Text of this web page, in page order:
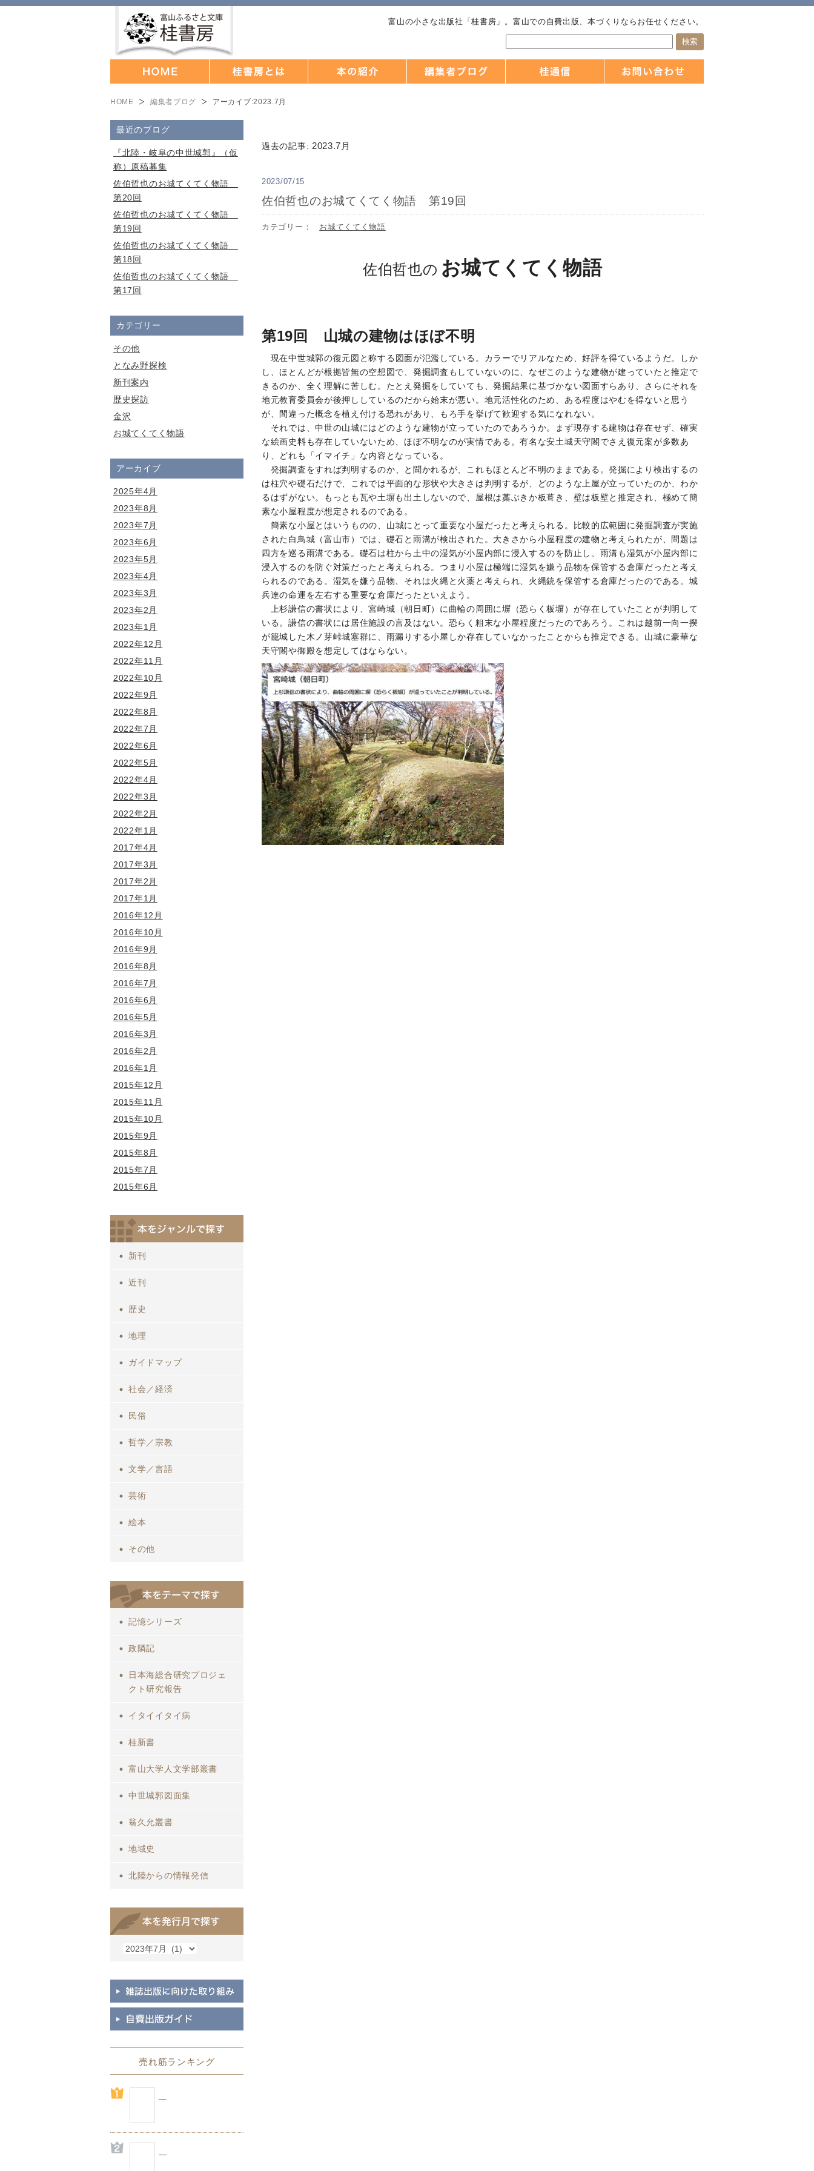
富山の小さな出版社「桂書房」。富山での自費出版、本づくりならお任せください。
HOME 編集者ブログ アーカイブ:2023.7月
過去の記事: 2023.7月
2023/07/15
佐伯哲也のお城てくてく物語 第19回
カテゴリー： お城てくてく物語
佐伯哲也の お城てくてく物語
第19回 山城の建物はほぼ不明
現在中世城郭の復元図と称する図面が氾濫している。カラーでリアルなため、好評を得ているようだ。しか
し、ほとんどが根拠皆無の空想図で、発掘調査もしていないのに、なぜこのような建物が建っていたと推定で
きるのか、全く理解に苦しむ。たとえ発掘をしていても、発掘結果に基づかない図面すらあり、さらにそれを
地元教育委員会が後押ししているのだから始末が悪い。地元活性化のため、ある程度はやむを得ないと思う
が、間違った概念を植え付ける恐れがあり、もろ手を挙げて歓迎する気になれない。
それでは、中世の山城にはどのような建物が立っていたのであろうか。まず現存する建物は存在せず、確実
な絵画史料も存在していないため、ほぼ不明なのが実情である。有名な安土城天守閣でさえ復元案が多数あ
り、どれも「イマイチ」な内容となっている。
発掘調査をすれば判明するのか、と聞かれるが、これもほとんど不明のままである。発掘により検出するの
は柱穴や礎石だけで、これでは平面的な形状や大きさは判明するが、どのような上屋が立っていたのか、わか
るはずがない。もっとも瓦や土塀も出土しないので、屋根は藁ぶきか板葺き、壁は板壁と推定され、極めて簡
素な小屋程度が想定されるのである。
簡素な小屋とはいうものの、山城にとって重要な小屋だったと考えられる。比較的広範囲に発掘調査が実施
された白鳥城（富山市）では、礎石と雨溝が検出された。大きさから小屋程度の建物と考えられたが、問題は
四方を巡る雨溝である。礎石は柱から土中の湿気が小屋内部に浸入するのを防止し、雨溝も湿気が小屋内部に
浸入するのを防ぐ対策だったと考えられる。つまり小屋は極端に湿気を嫌う品物を保管する倉庫だったと考え
られるのである。湿気を嫌う品物、それは火縄と火薬と考えられ、火縄銃を保管する倉庫だったのである。城
兵達の命運を左右する重要な倉庫だったといえよう。
上杉謙信の書状により、宮崎城（朝日町）に曲輪の周囲に塀（恐らく板塀）が存在していたことが判明して
いる。謙信の書状には居住施設の言及はない。恐らく粗末な小屋程度だったのであろう。これは越前一向一揆
が籠城した木ノ芽峠城塞群に、雨漏りする小屋しか存在していなかったことからも推定できる。山城に豪華な
天守閣や御殿を想定してはならない。
最近のブログ
『北陸・岐阜の中世城郭』（仮
称）原稿募集
佐伯哲也のお城てくてく物語
第20回
佐伯哲也のお城てくてく物語
第19回
佐伯哲也のお城てくてく物語
第18回
佐伯哲也のお城てくてく物語
第17回
カテゴリー
その他
となみ野探検
新刊案内
歴史探訪
金沢
お城てくてく物語
アーカイブ
2025年4月
2023年8月
2023年7月
2023年6月
2023年5月
2023年4月
2023年3月
2023年2月
2023年1月
2022年12月
2022年11月
2022年10月
2022年9月
2022年8月
2022年7月
2022年6月
2022年5月
2022年4月
2022年3月
2022年2月
2022年1月
2017年4月
2017年3月
2017年2月
2017年1月
2016年12月
2016年10月
2016年9月
2016年8月
2016年7月
2016年6月
2016年5月
2016年3月
2016年2月
2016年1月
2015年12月
2015年11月
2015年10月
2015年9月
2015年8月
2015年7月
2015年6月
新刊
近刊
歴史
地理
ガイドマップ
社会／経済
民俗
哲学／宗教
文学／言語
芸術
絵本
その他
記憶シリーズ
政隣記
日本海総合研究プロジェ
クト研究報告
イタイイタイ病
桂新書
富山大学人文学部叢書
中世城郭図面集
翁久允叢書
地域史
北陸からの情報発信
売れ筋ランキング